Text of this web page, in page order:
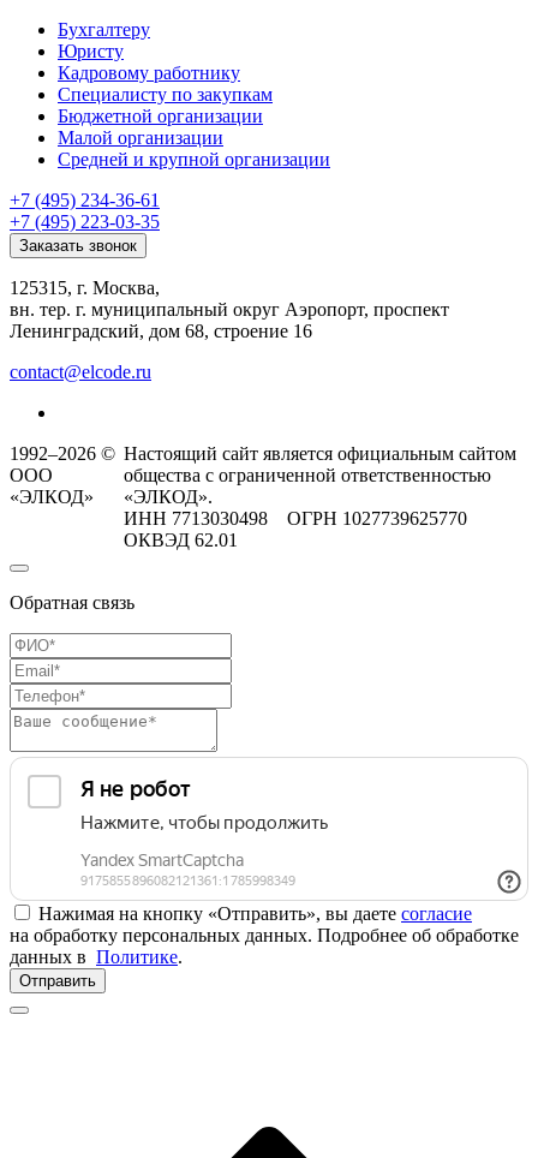
Бухгалтеру
Юристу
Кадровому работнику
Специалисту по закупкам
Бюджетной организации
Малой организации
Средней и крупной организации
+7 (495) 234-36-61
+7 (495) 223-03-35
Заказать звонок
125315, г. Москва,
вн. тер. г. муниципальный округ Аэропорт, проспект
Ленинградский, дом 68, строение 16
contact@elcode.ru
1992–2026 ©
ООО
«ЭЛКОД»
Настоящий сайт является официальным сайтом
общества с ограниченной ответственностью
«ЭЛКОД».
ИНН 7713030498 ОГРН 1027739625770
ОКВЭД 62.01
Обратная связь
Нажимая на кнопку «Отправить», вы даете согласие
на обработку персональных данных. Подробнее об обработке
данных в Политике.
Отправить